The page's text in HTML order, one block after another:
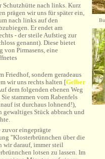
Schutzhütte nach links. Kurz
prägen wir uns für später ein,
nach links auf den
Er endet am
- der steile Aufstieg zur
genannt). Diese bietet
Pirmasens, eine
Friedhof, sondern geradeaus
wir uns rechts halten [Gelber
dem folgenden ebenen Weg
stammen vom Rabenfels
ist durchaus lohnend!),
gewaltiges Stück abbrach und
eingeprägte
"Klosterbrünnchen über die
wir darauf, immer steil
lotsen zu lassen. Im